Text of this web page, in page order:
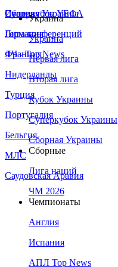
Сборная Украины
Италия
Германия
Франция
Нидерланды
Турция
Португалия
Бельгия
МЛС
Саудовская Аравия
Суперкубок УЕФА
Лига конференций
ЛЧ - Top News
Украина
Украина
Первая лига
Вторая лига
Кубок Украины
Суперкубок Украины
Сборная Украины
Сборные
Лига наций
ЧМ 2026
Чемпионаты
Англия
Испания
АПЛ Top News